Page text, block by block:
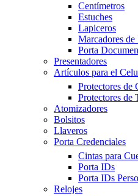
Centímetros
Estuches
Lapiceros
Marcadores de
Porta
Presentadores
Artículos para el
Protectores de
Protectores de
Atomizadores
Bolsitos
Llaveros
Porta Credenciales
Cintas para
Porta IDs
Porta IDs
Relojes